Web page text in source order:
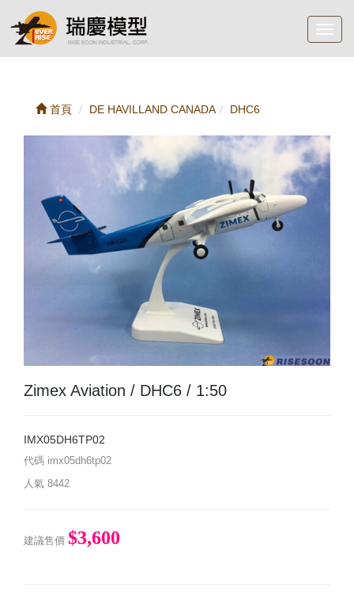
首頁 DE HAVILLAND CANADA DHC6
Zimex Aviation / DHC6 / 1:50
IMX05DH6TP02
代碼 imx05dh6tp02
人氣 8442
建議售價 $3,600